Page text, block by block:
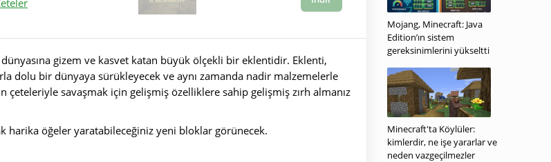
dünyasına gizem ve kasvet katan büyük ölçekli bir eklentidir. Eklenti,
dolu bir dünyaya sürükleyecek ve aynı zamanda nadir malzemelerle
çeteleriyle savaşmak için gelişmiş özelliklere sahip gelişmiş zırh almanız
harika öğeler yaratabileceğiniz yeni bloklar görünecek.
Mojang, Minecraft: Java
Edition’ın sistem
gereksinimlerini yükseltti
Minecraft'ta Köylüler:
kimlerdir, ne işe yararlar ve
neden vazgeçilmezler